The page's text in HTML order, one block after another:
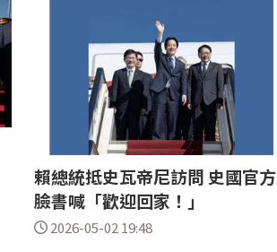
賴總統抵史瓦帝尼訪問 史國官方
臉書喊「歡迎回家！」
2026-05-02 19:48